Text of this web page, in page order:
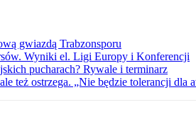
gwiazdą Trabzonsporu
Wyniki el. Ligi Europy i Konferencji
pucharach? Rywale i terminarz
też ostrzega. „Nie będzie tolerancji dla